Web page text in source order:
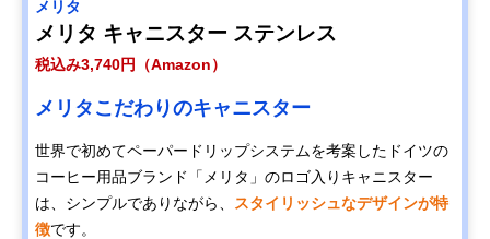
メリタ
メリタ キャニスター ステンレス
税込み3,740円（Amazon）
メリタこだわりのキャニスター
世界で初めてペーパードリップシステムを考案したドイツの
コーヒー用品ブランド「メリタ」のロゴ入りキャニスター
は、シンプルでありながら、
スタイリッシュなデザインが特
徴です。